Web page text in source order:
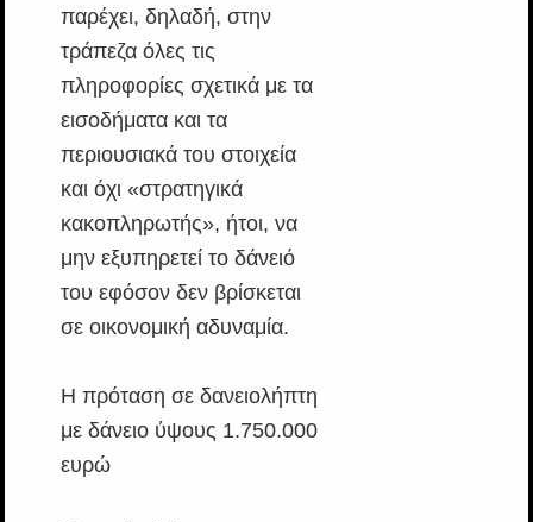
παρέχει, δηλαδή, στην
τράπεζα όλες τις
πληροφορίες σχετικά με τα
εισοδήματα και τα
περιουσιακά του στοιχεία
και όχι «στρατηγικά
κακοπληρωτής», ήτοι, να
μην εξυπηρετεί το δάνειό
του εφόσον δεν βρίσκεται
σε οικονομική αδυναμία.
Η πρόταση σε δανειολήπτη
με δάνειο ύψους 1.750.000
ευρώ